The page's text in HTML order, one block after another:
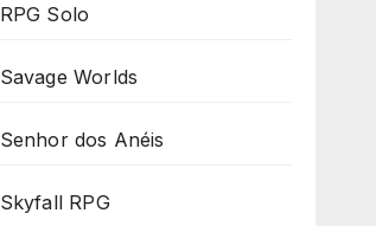
RPG Solo
Savage Worlds
Senhor dos Anéis
Skyfall RPG